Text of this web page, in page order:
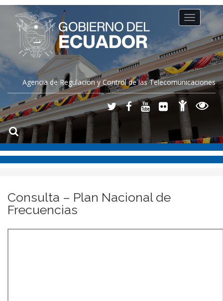
Agencia de Regulación y Control de las Telecomunicaciones
Toggle
navigation
Consulta – Plan Nacional de
Frecuencias